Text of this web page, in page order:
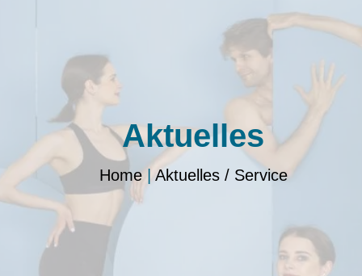
Aktuelles
Home| Aktuelles / Service